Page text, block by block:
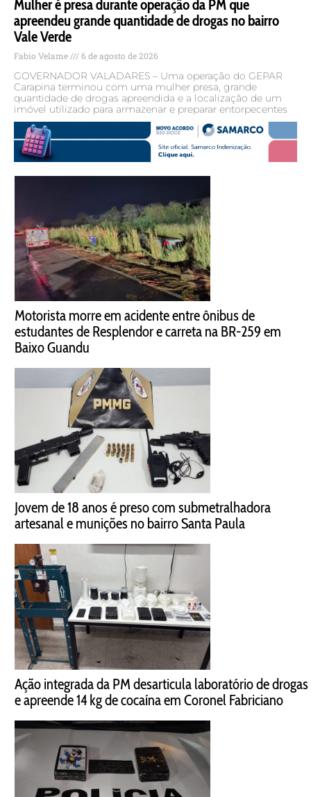
Mulher é presa durante operação da PM que
apreendeu grande quantidade de drogas no bairro
Vale Verde
Fabio Velame 6 de agosto de 2026
GOVERNADOR VALADARES – Uma operação do GEPAR
Carapina terminou com uma mulher presa, grande
quantidade de drogas apreendida e a localização de um
imóvel utilizado para armazenar e preparar entorpecentes
Motorista morre em acidente entre ônibus de
estudantes de Resplendor e carreta na BR-259 em
Baixo Guandu
Jovem de 18 anos é preso com submetralhadora
artesanal e munições no bairro Santa Paula
Ação integrada da PM desarticula laboratório de drogas
e apreende 14 kg de cocaína em Coronel Fabriciano